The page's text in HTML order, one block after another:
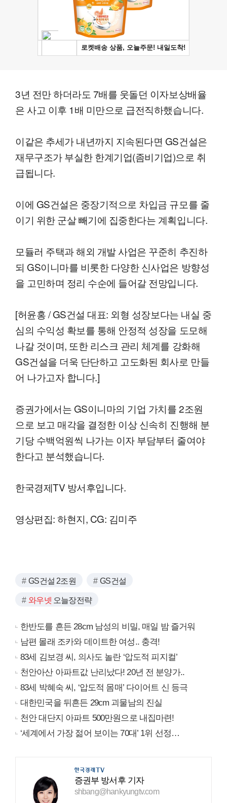
3년 전만 하더라도 7배를 웃돌던 이자보상배율
은 사고 이후 1배 미만으로 급전직하했습니다.
이같은 추세가 내년까지 지속된다면 GS건설은
재무구조가 부실한 한계기업(좀비기업)으로 취
급됩니다.
이에 GS건설은 중장기적으로 차입금 규모를 줄
이기 위한 군살 빼기에 집중한다는 계획입니다.
모듈러 주택과 해외 개발 사업은 꾸준히 추진하
되 GS이니마를 비롯한 다양한 신사업은 방향성
을 고민하며 정리 수순에 들어갈 전망입니다.
[허윤홍 / GS건설 대표: 외형 성장보다는 내실 중
심의 수익성 확보를 통해 안정적 성장을 도모해
나갈 것이며, 또한 리스크 관리 체계를 강화해
GS건설을 더욱 단단하고 고도화된 회사로 만들
어 나가고자 합니다.]
증권가에서는 GS이니마의 기업 가치를 2조원
으로 보고 매각을 결정한 이상 신속히 진행해 분
기당 수백억원씩 나가는 이자 부담부터 줄여야
한다고 분석했습니다.
한국경제TV 방서후입니다.
영상편집: 하현지, CG: 김미주
GS건설 2조원 GS건설
와우넷 오늘장전략
한반도를 흔든 28cm 남성의 비밀, 매일 밤 즐거워
남편 몰래 조카와 데이트한 여성.. 충격!
83세 김보경 씨, 의사도 놀란 ‘압도적 피지컬’
천안아산 아파트값 난리났다! 20년 전 분양가..
83세 박혜숙 씨, ‘압도적 몸매’ 다이어트 신 등극
대한민국을 뒤흔든 29cm 괴물남의 진실
천안 대단지 아파트 500만원으로 내집마련!
‘세계에서 가장 젊어 보이는 70대’ 1위 선정…
증권부 방서후 기자
shbang@hankyungtv.com